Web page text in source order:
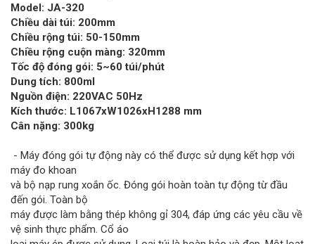
Model: JA-320
Chiều dài túi: 200mm
Chiều rộng túi: 50-150mm
Chiều rộng cuộn màng: 320mm
Tốc độ đóng gói: 5~60 túi/phút
Dung tích: 800ml
Nguồn điện: 220VAC 50Hz
Kích thước: L1067xW1026xH1288 mm
Cân nặng: 300kg
- Máy đóng gói tự động này có thể được sử dụng kết hợp với
máy đo khoan
và bộ nạp rung xoắn ốc. Đóng gói hoàn toàn tự động từ đầu
đến gói. Toàn bộ
máy được làm bằng thép không gỉ 304, đáp ứng các yêu cầu về
vệ sinh thực phẩm. Cổ áo